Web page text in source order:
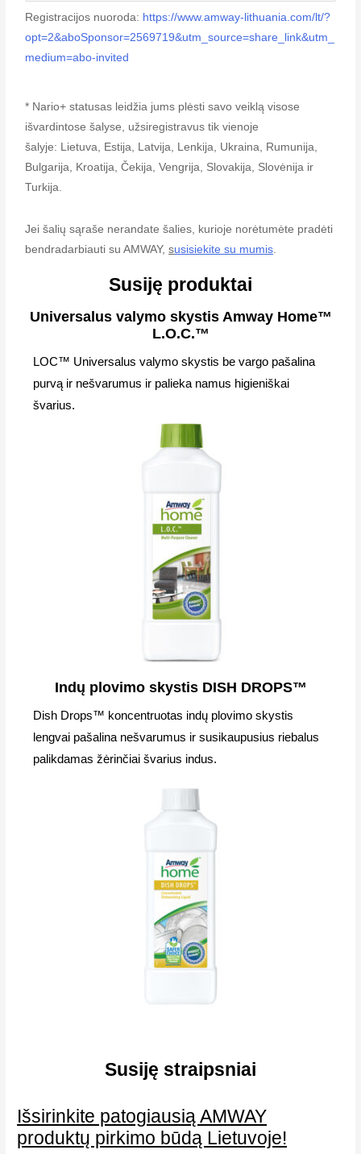
Registracijos nuoroda: https://www.amway-lithuania.com/lt/?
opt=2&aboSponsor=2569719&utm_source=share_link&utm_
medium=abo-invited
* Nario+ statusas leidžia jums plėsti savo veiklą visose
išvardintose šalyse, užsiregistravus tik vienoje
šalyje: Lietuva, Estija, Latvija, Lenkija, Ukraina, Rumunija,
Bulgarija, Kroatija, Čekija, Vengrija, Slovakija, Slovėnija ir
Turkija.
Jei šalių sąraše nerandate šalies, kurioje norėtumėte pradėti
bendradarbiauti su AMWAY,susisiekite su mumis
Susiję produktai
Universalus valymo skystis Amway Home™
L.O.C.™
LOC™ Universalus valymo skystis be vargo pašalina
purvą ir nešvarumus ir palieka namus higieniškai
švarius.
Indų plovimo skystis DISH DROPS™
Dish Drops™ koncentruotas indų plovimo skystis
lengvai pašalina nešvarumus ir susikaupusius riebalus
palikdamas žėrinčiai švarius indus.
Susiję straipsniai
Išsirinkite patogiausią AMWAY
produktų pirkimo būdą Lietuvoje!